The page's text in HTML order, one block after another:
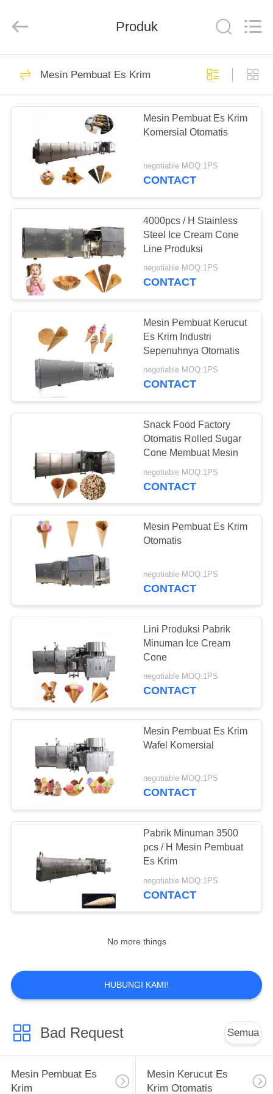
RUMAH
PRODUK
TENTANG
KAMI
TUR
KONTROL
KUALITAS
HUBUNGI
KAMI
PERMINTAAN
PENAWARAN
PRIVACY
POLICY
Management
Services
Rights
Mesin Pembuat Es
Mesin Kerucut Es
Krim Otomatis
7
mesin pembuat es
krim
9
Mesin Pembuat Es
Krim Cone
Lini Produksi
Kerucut Es Krim
Mesin Pembuat
Kerucut Waffle
7
Mesin Rolled Sugar
Cone
Mesin Pembuat
Kerucut Wafer
Produk
Mesin Pembuat Es Krim
Mesin Pembuat Es Krim
Komersial Otomatis
negotiable MOQ:1PS
CONTACT
4000pcs / H Stainless
Steel Ice Cream Cone
Line Produksi
negotiable MOQ:1PS
CONTACT
Mesin Pembuat Kerucut
Es Krim Industri
Sepenuhnya Otomatis
negotiable MOQ:1PS
CONTACT
Snack Food Factory
Otomatis Rolled Sugar
Cone Membuat Mesin
negotiable MOQ:1PS
CONTACT
Mesin Pembuat Es Krim
Otomatis
negotiable MOQ:1PS
CONTACT
Lini Produksi Pabrik
Minuman Ice Cream
Cone
negotiable MOQ:1PS
CONTACT
Mesin Pembuat Es Krim
Wafel Komersial
negotiable MOQ:1PS
CONTACT
Pabrik Minuman 3500
pcs / H Mesin Pembuat
Es Krim
negotiable MOQ:1PS
CONTACT
No more things
HUBUNGI KAMI!
Bad Request Semua
Mesin Pembuat Es
Krim
Mesin Kerucut Es
Krim Otomatis